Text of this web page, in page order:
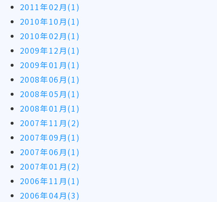
2011年02月(1)
2010年10月(1)
2010年02月(1)
2009年12月(1)
2009年01月(1)
2008年06月(1)
2008年05月(1)
2008年01月(1)
2007年11月(2)
2007年09月(1)
2007年06月(1)
2007年01月(2)
2006年11月(1)
2006年04月(3)